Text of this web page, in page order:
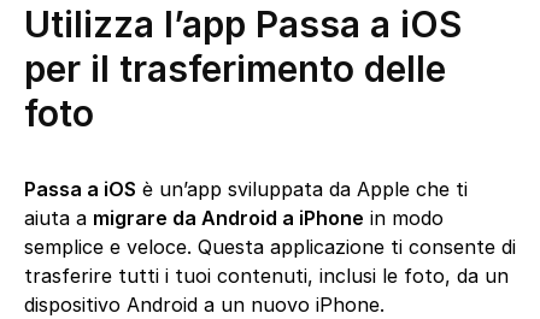
Utilizza l’app Passa a iOS
per il trasferimento delle
foto
Passa a iOS è un’app sviluppata da Apple che ti
aiuta a migrare da Android a iPhone in modo
semplice e veloce. Questa applicazione ti consente di
trasferire tutti i tuoi contenuti, inclusi le foto, da un
dispositivo Android a un nuovo iPhone.